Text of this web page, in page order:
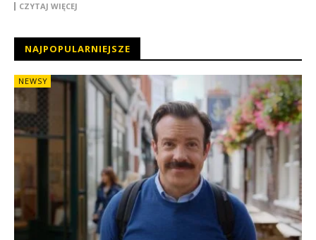
CZYTAJ WIĘCEJ
NAJPOPULARNIEJSZE
NEWSY